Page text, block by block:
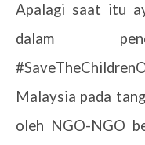
Apalagi saat itu
dalam
Malaysia pada
oleh NGO-NGO